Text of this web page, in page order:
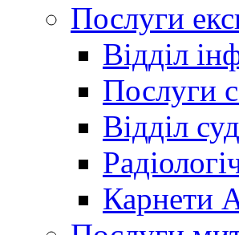
Послуги
Відділ
Послуги
Відділ
Карнети